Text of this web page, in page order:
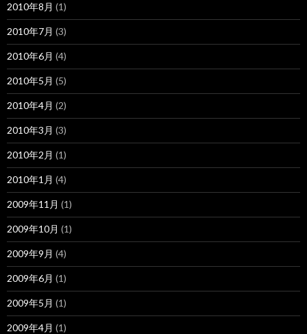
2010年8月 (1)
2010年7月 (3)
2010年6月 (4)
2010年5月 (5)
2010年4月 (2)
2010年3月 (3)
2010年2月 (1)
2010年1月 (4)
2009年11月 (1)
2009年10月 (1)
2009年9月 (4)
2009年6月 (1)
2009年5月 (1)
2009年4月 (1)